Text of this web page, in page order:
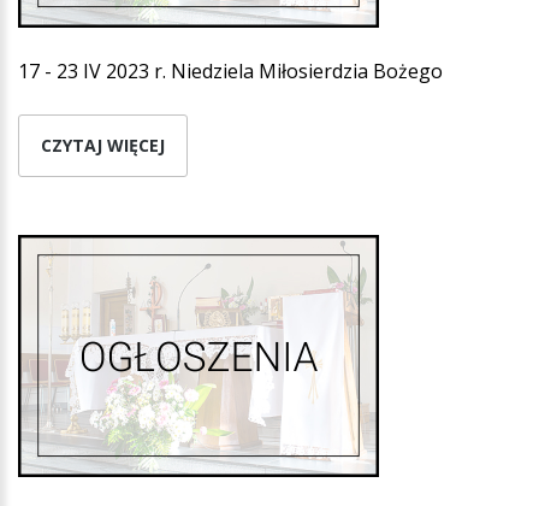
17 - 23 IV 2023 r. Niedziela Miłosierdzia Bożego
CZYTAJ WIĘCEJ